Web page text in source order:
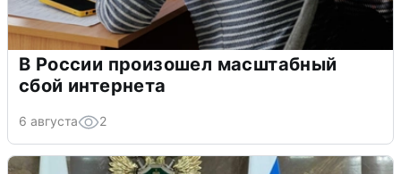
В России произошел масштабный
сбой интернета
6 августа 2